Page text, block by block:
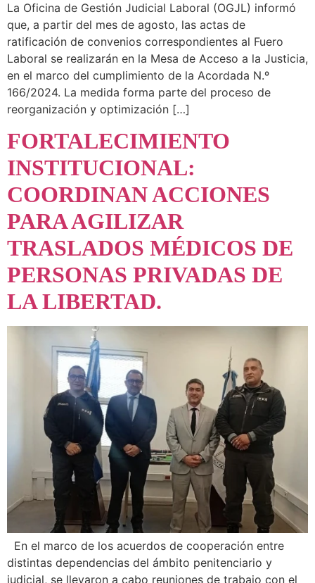
La Oficina de Gestión Judicial Laboral (OGJL) informó
que, a partir del mes de agosto, las actas de
ratificación de convenios correspondientes al Fuero
Laboral se realizarán en la Mesa de Acceso a la Justicia,
en el marco del cumplimiento de la Acordada N.º
166/2024. La medida forma parte del proceso de
reorganización y optimización […]
FORTALECIMIENTO
INSTITUCIONAL:
COORDINAN ACCIONES
PARA AGILIZAR
TRASLADOS MÉDICOS DE
PERSONAS PRIVADAS DE
LA LIBERTAD.
En el marco de los acuerdos de cooperación entre
distintas dependencias del ámbito penitenciario y
judicial, se llevaron a cabo reuniones de trabajo con el